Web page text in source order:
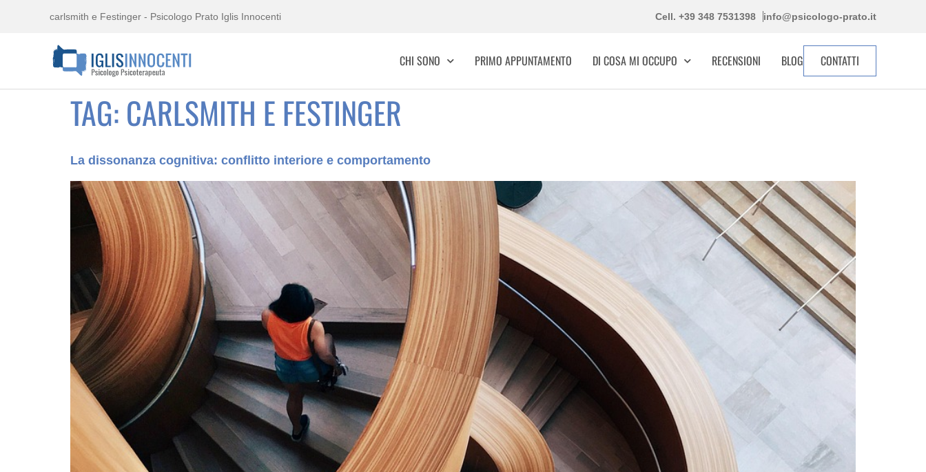
carlsmith e Festinger - Psicologo Prato Iglis Innocenti Cell. +39 348 7531398 info@psicologo-prato.it
CHI SONO PRIMO APPUNTAMENTO DI COSA MI OCCUPO RECENSIONI BLOG CONTATTI
TAG: CARLSMITH E FESTINGER
La dissonanza cognitiva: conflitto interiore e comportamento